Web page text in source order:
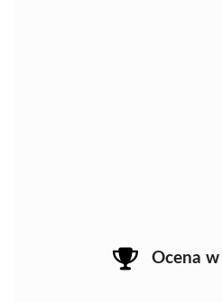
Ocena